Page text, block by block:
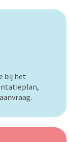
bij het